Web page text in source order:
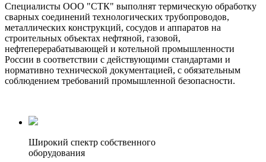
Специалисты ООО "СТК" выполнят термическую обработку
сварных соединений технологических трубопроводов,
металлических конструкций, сосудов и аппаратов на
строительных объектах нефтяной, газовой,
нефтеперерабатывающей и котельной промышленности
России в соответствии с действующими стандартами и
нормативно технической документацией, с обязательным
соблюдением требований промышленной безопасности.
Широкий спектр собственного
оборудования